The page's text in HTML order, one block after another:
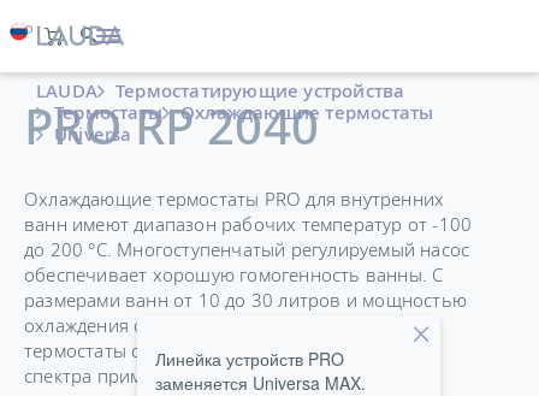
LAUDA
Термостатирующие устройства
Термостаты
Охлаждающие термостаты
Universa
PRO RP 2040
Охлаждающие термостаты PRO для внутренних
ванн имеют диапазон рабочих температур от -100
до 200 °C. Многоступенчатый регулируемый насос
обеспечивает хорошую гомогенность ванны. С
размерами ванн от 10 до 30 литров и мощностью
охлаждения от 0,4 до 1,5 кВт, охлаждаемые
термостаты с ванной подходят для широкого
спектра применений.
Линейка устройств PRO
заменяется Universa MAX.